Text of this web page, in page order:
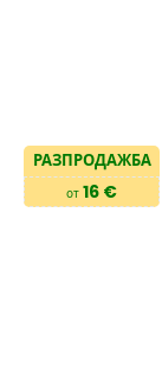
РАЗПРОДАЖБА
от 16 €